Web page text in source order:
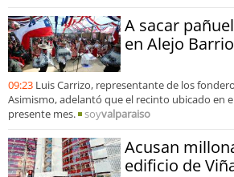
A sacar
en Alejo
09:23 Luis Carrizo, representante de los
Asimismo, adelantó que el recinto ubicado en
presente mes.
soyvalparaiso
Acusan
edificio de